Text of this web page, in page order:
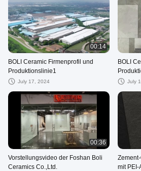
00:14
BOLI Ceramic Firmenprofil und
Produktionslinie1
July 17, 2024
BOLI
July
00:36
Vorstellungsvideo der Foshan Boli
Ceramics Co.,Ltd.
mit